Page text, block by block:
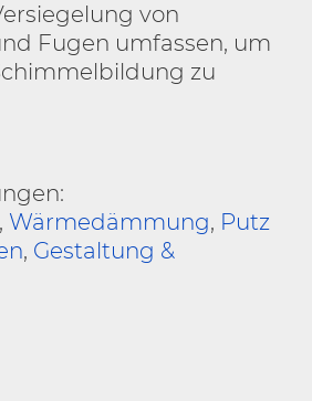
von
Fugen umfassen, um
zu
, Wärmedämmung, Putz
, Gestaltung &